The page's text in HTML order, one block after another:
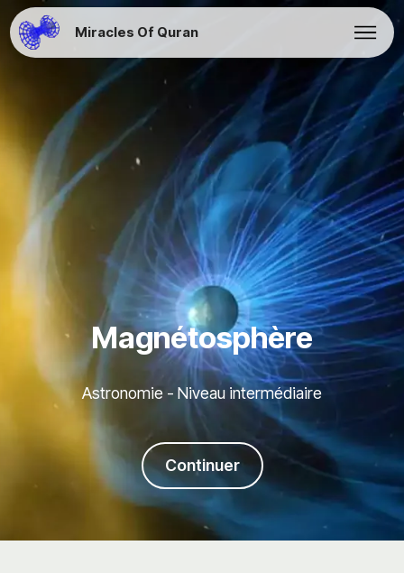
Miracles Of Quran
Magnétosphère
Astronomie - Niveau intermédiaire
Continuer